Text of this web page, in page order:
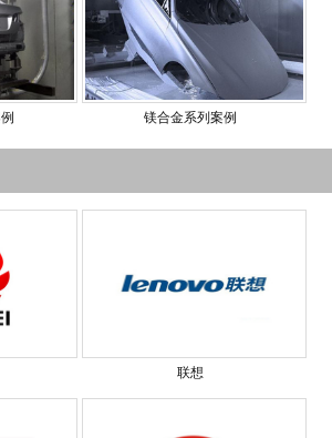
镁合金系列案例
联想